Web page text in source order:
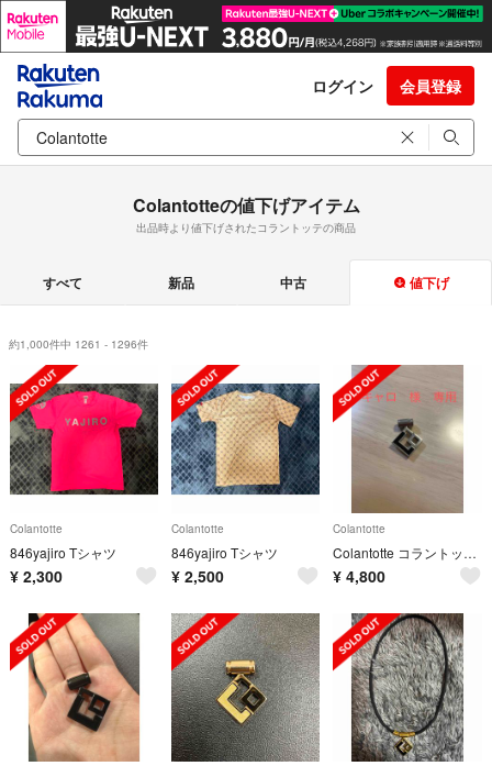
ログイン 会員登録
Colantotteの値下げアイテム
出品時より値下げされたコラントッテの商品
すべて 新品 中古 値下げ
約1,000件中 1261 - 1296件
Colantotte
846yajiro Tシャツ
¥ 2,300
Colantotte
846yajiro Tシャツ
¥ 2,500
Colantotte
Colantotte コラントッテ ネックレストップ
¥ 4,800